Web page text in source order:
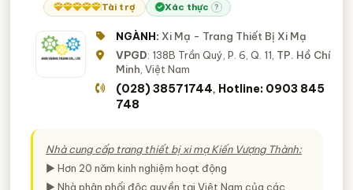
Tài trợ Xác thực ?
NGÀNH: Xi Mạ - Trang Thiết Bị Xi Mạ
VPGD: 138B Trần Quý, P. 6, Q. 11, TP. Hồ Chí
Minh , Việt Nam
(028) 38571744, Hotline: 0903 845
748
Nhà cung cấp trang thiết bị xi mạ Kiến Vượng Thành:
► Hơn 20 năm kinh nghiệm hoạt động
► Nhà phân phối độc quyền tại Việt Nam của các